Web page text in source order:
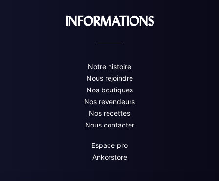
INFORMATIONS
Notre histoire
Nous rejoindre
Nos boutiques
Nos revendeurs
Nos recettes
Nous contacter
Espace pro
Ankorstore